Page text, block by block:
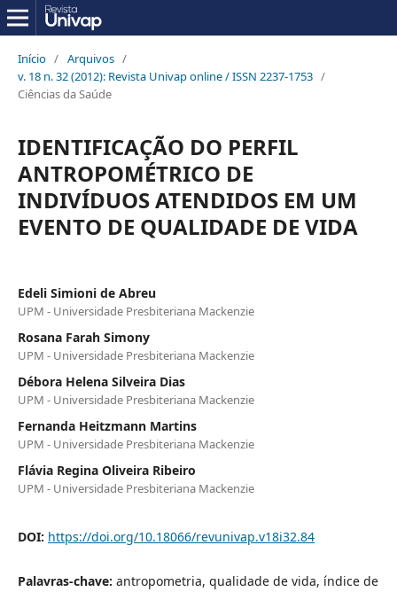
Início / Arquivos /
v. 18 n. 32 (2012): Revista Univap online / ISSN 2237-1753 /
Ciências da Saúde
IDENTIFICAÇÃO DO PERFIL
ANTROPOMÉTRICO DE
INDIVÍDUOS ATENDIDOS EM UM
EVENTO DE QUALIDADE DE VIDA
Edeli Simioni de Abreu
UPM - Universidade Presbiteriana Mackenzie
Rosana Farah Simony
UPM - Universidade Presbiteriana Mackenzie
Débora Helena Silveira Dias
UPM - Universidade Presbiteriana Mackenzie
Fernanda Heitzmann Martins
UPM - Universidade Presbiteriana Mackenzie
Flávia Regina Oliveira Ribeiro
UPM - Universidade Presbiteriana Mackenzie
DOI: https://doi.org/10.18066/revunivap.v18i32.84
Palavras-chave: antropometria, qualidade de vida, índice de